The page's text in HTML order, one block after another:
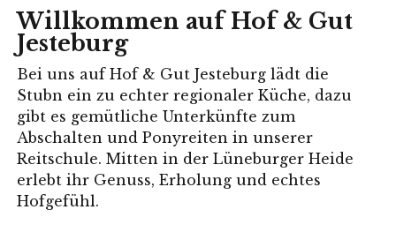
Willkommen auf Hof & Gut
Jesteburg
Bei uns auf Hof & Gut Jesteburg lädt die
Stubn ein zu echter regionaler Küche, dazu
gibt es gemütliche Unterkünfte zum
Abschalten und Ponyreiten in unserer
Reitschule. Mitten in der Lüneburger Heide
erlebt ihr Genuss, Erholung und echtes
Hofgefühl.